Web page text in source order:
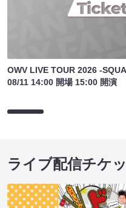
OWV LIVE TOUR 2026 -
08/11 14:00 開場 15:00 開演
ライブ配信チケ